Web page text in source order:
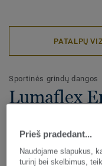
PATALPŲ
Sportinės grindų dangos
Lumaflex
158
Prieš pradedant...
Naudojame slapukus,
turinį bei skelbimus,